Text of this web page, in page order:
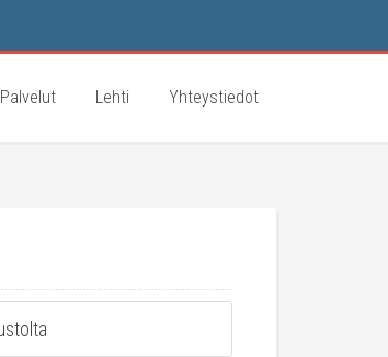
Palvelut Lehti Yhteystiedot